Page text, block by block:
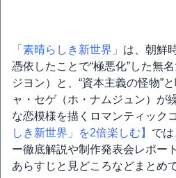
「素晴らしき新世界」 は、朝鮮
憑依したことで“極悪化”した無
ジヨン）と、“資本主義の怪物”
ャ・セゲ（ホ・ナムジュン）が
な恋模様を描くロマンティック
しき新世界」を2倍楽しむ】 で
ー徹底解説や制作発表会レポー
あらすじと見どころなどまとめ